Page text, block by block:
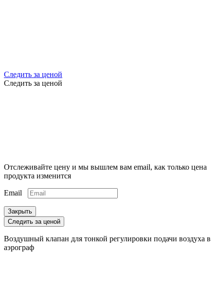
Следить за ценой
Следить за ценой
Отслеживайте цену и мы вышлем вам email, как только цена
продукта изменится
Email
Закрыть
Следить за ценой
Воздушный клапан для тонкой регулировки подачи воздуха в
аэрограф